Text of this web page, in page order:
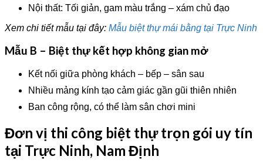
Nội thất: Tối giản, gam màu trắng – xám chủ đạo
Xem chi tiết mẫu tại đây: Mẫu biệt thự mái bằng tại Trực Ninh
Mẫu B – Biệt thự kết hợp không gian mở
Kết nối giữa phòng khách – bếp – sân sau
Nhiều mảng kính tạo cảm giác gần gũi thiên nhiên
Ban công rộng, có thể làm sân chơi mini
Đơn vị thi công biệt thự trọn gói uy tín
tại Trực Ninh, Nam Định